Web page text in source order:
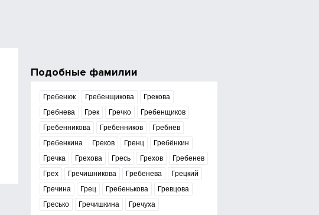
Подобные фамилии
Гребенюк Гребенщикова
Грекова
Гребнева
Грек Гречко
Гребенщиков
Гребенникова
Гребенников
Гребнев
Гребенкина
Греков Гренц
Гребёнкин
Гречка
Грехова Гресь Грехов
Гребенев
Грех
Гречишникова Гребенева
Грецкий
Гречина
Грец Гребенькова
Гревцова
Гресько
Гречишкина Гречуха